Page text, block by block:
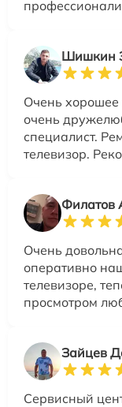
Шишкин
Очень
очень
специалист.
телевизор.
Филатов
Очень
оперативно
телевизоре,
просмотром
Зайцев
Сервисный